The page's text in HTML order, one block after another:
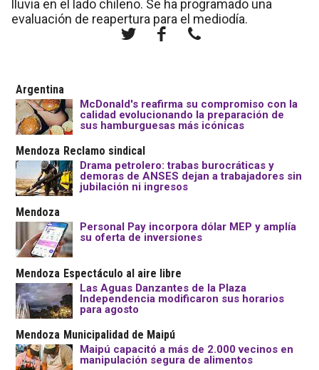
lluvia en el lado chileno. Se ha programado una
evaluación de reapertura para el mediodía.
Argentina
McDonald's reafirma su compromiso con la
calidad evolucionando la preparación de
sus hamburguesas más icónicas
Mendoza Reclamo sindical
Drama petrolero: trabas burocráticas y
demoras de ANSES dejan a trabajadores sin
jubilación ni ingresos
Mendoza
Personal Pay incorpora dólar MEP y amplía
su oferta de inversiones
Mendoza Espectáculo al aire libre
Las Aguas Danzantes de la Plaza
Independencia modificaron sus horarios
para agosto
Mendoza Municipalidad de Maipú
Maipú capacitó a más de 2.000 vecinos en
manipulación segura de alimentos